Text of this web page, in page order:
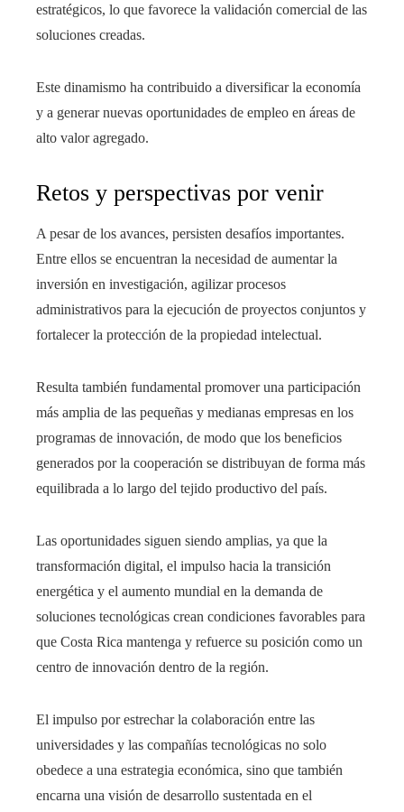
estratégicos, lo que favorece la validación comercial de las
soluciones creadas.
Este dinamismo ha contribuido a diversificar la economía
y a generar nuevas oportunidades de empleo en áreas de
alto valor agregado.
Retos y perspectivas por venir
A pesar de los avances, persisten desafíos importantes.
Entre ellos se encuentran la necesidad de aumentar la
inversión en investigación, agilizar procesos
administrativos para la ejecución de proyectos conjuntos y
fortalecer la protección de la propiedad intelectual.
Resulta también fundamental promover una participación
más amplia de las pequeñas y medianas empresas en los
programas de innovación, de modo que los beneficios
generados por la cooperación se distribuyan de forma más
equilibrada a lo largo del tejido productivo del país.
Las oportunidades siguen siendo amplias, ya que la
transformación digital, el impulso hacia la transición
energética y el aumento mundial en la demanda de
soluciones tecnológicas crean condiciones favorables para
que Costa Rica mantenga y refuerce su posición como un
centro de innovación dentro de la región.
El impulso por estrechar la colaboración entre las
universidades y las compañías tecnológicas no solo
obedece a una estrategia económica, sino que también
encarna una visión de desarrollo sustentada en el